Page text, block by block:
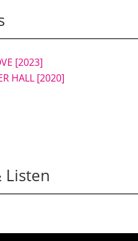
[2023]
HALL [2020]
Listen